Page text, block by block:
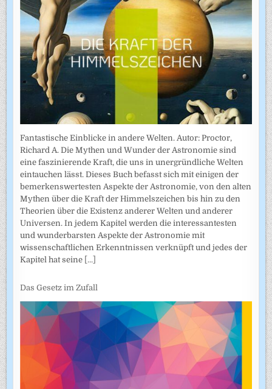
Fantastische Einblicke in andere Welten. Autor: Proctor,
Richard A. Die Mythen und Wunder der Astronomie sind
eine faszinierende Kraft, die uns in unergründliche Welten
eintauchen lässt. Dieses Buch befasst sich mit einigen der
bemerkenswertesten Aspekte der Astronomie, von den alten
Mythen über die Kraft der Himmelszeichen bis hin zu den
Theorien über die Existenz anderer Welten und anderer
Universen. In jedem Kapitel werden die interessantesten
und wunderbarsten Aspekte der Astronomie mit
wissenschaftlichen Erkenntnissen verknüpft und jedes der
Kapitel hat seine [...]
Das Gesetz im Zufall